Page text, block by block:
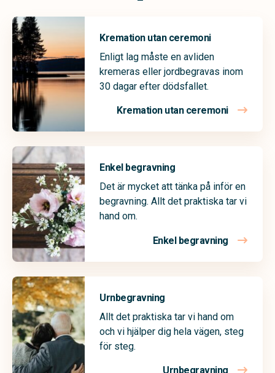
Kremation utan ceremoni
Enligt lag måste en avliden
kremeras eller jordbegravas inom
30 dagar efter dödsfallet.
Kremation utan ceremoni
Enkel begravning
Det är mycket att tänka på inför en
begravning. Allt det praktiska tar vi
hand om.
Enkel begravning
Urnbegravning
Allt det praktiska tar vi hand om
och vi hjälper dig hela vägen, steg
för steg.
Urnbegravning